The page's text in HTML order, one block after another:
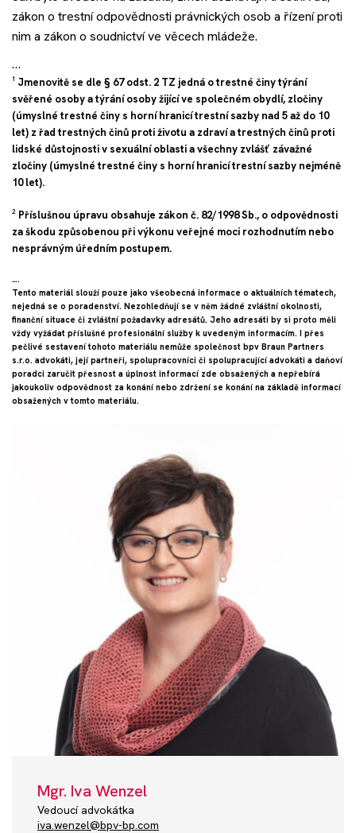
zákon o trestní odpovědnosti právnických osob a řízení proti
nim a zákon o soudnictví ve věcech mládeže.
…
¹ Jmenovitě se dle § 67 odst. 2 TZ jedná o trestné činy týrání
svěřené osoby a týrání osoby žijící ve společném obydlí, zločiny
(úmyslné trestné činy s horní hranicí trestní sazby nad 5 až do 10
let) z řad trestných činů proti životu a zdraví a trestných činů proti
lidské důstojnosti v sexuální oblasti a všechny zvlášť závažné
zločiny (úmyslné trestné činy s horní hranicí trestní sazby nejméně
10 let).
² Příslušnou úpravu obsahuje zákon č. 82/1998 Sb., o odpovědnosti
za škodu způsobenou při výkonu veřejné moci rozhodnutím nebo
nesprávným úředním postupem.
….
Tento materiál slouží pouze jako všeobecná informace o aktuálních tématech,
nejedná se o poradenství. Nezohledňují se v něm žádné zvláštní okolnosti,
finanční situace či zvláštní požadavky adresátů. Jeho adresáti by si proto měli
vždy vyžádat příslušné profesionální služby k uvedeným informacím. I přes
pečlivé sestavení tohoto materiálu nemůže společnost bpv Braun Partners
s.r.o. advokáti, její partneři, spolupracovníci či spolupracující advokáti a daňoví
poradci zaručit přesnost a úplnost informací zde obsažených a nepřebírá
jakoukoliv odpovědnost za konání nebo zdržení se konání na základě informací
obsažených v tomto materiálu.
Mgr. Iva Wenzel
Vedoucí advokátka
iva.wenzel@bpv-bp.com